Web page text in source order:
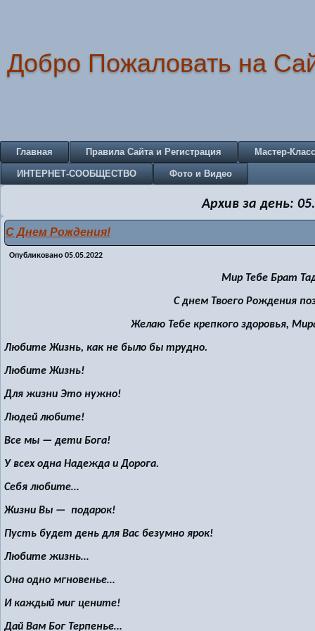
Добро Пожаловать на
Главная Правила Сайта и Регистрация Мастер-
ИНТЕРНЕТ-СООБЩЕСТВО Фото и Видео
Архив за день:
С Днем Рождения!
Опубликовано 05.05.2022
Мир Тебе Брат
С днем Твоего Рождения
Желаю Тебе крепкого здоровья,
Любите Жизнь, как не было бы трудно.
Любите Жизнь!
Для жизни Это нужно!
Людей любите!
Все мы — дети Бога!
У всех одна Надежда и Дорога.
Себя любите…
Жизни Вы — подарок!
Пусть будет день для Вас безумно ярок!
Любите жизнь…
Она одно мгновенье…
И каждый миг цените!
Дай Вам Бог Терпенье…